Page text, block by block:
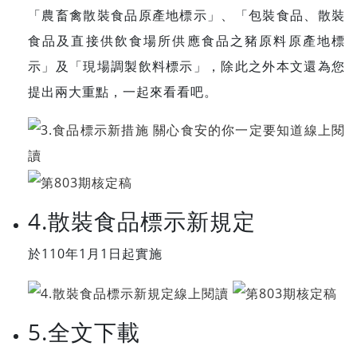
「農畜禽散裝食品原產地標示」、「包裝食品、散裝
食品及直接供飲食場所供應食品之豬原料原產地標
示」及「現場調製飲料標示」，除此之外本文還為您
提出兩大重點，一起來看看吧。
4.散裝食品標示新規定
於110年1月1日起實施
5.全文下載